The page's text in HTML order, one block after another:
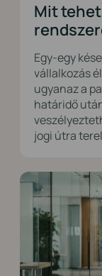
Mit
Egy-egy
vállalkozás
ugyanaz a
határidő
jogi útra